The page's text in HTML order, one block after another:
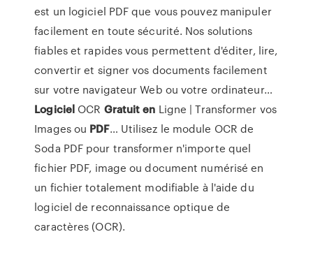
est un logiciel PDF que vous pouvez manipuler
facilement en toute sécurité. Nos solutions
fiables et rapides vous permettent d'éditer, lire,
convertir et signer vos documents facilement
sur votre navigateur Web ou votre ordinateur…
Logiciel OCR Gratuit en Ligne | Transformer vos
Images ou PDF… Utilisez le module OCR de
Soda PDF pour transformer n'importe quel
fichier PDF, image ou document numérisé en
un fichier totalement modifiable à l'aide du
logiciel de reconnaissance optique de
caractères (OCR).